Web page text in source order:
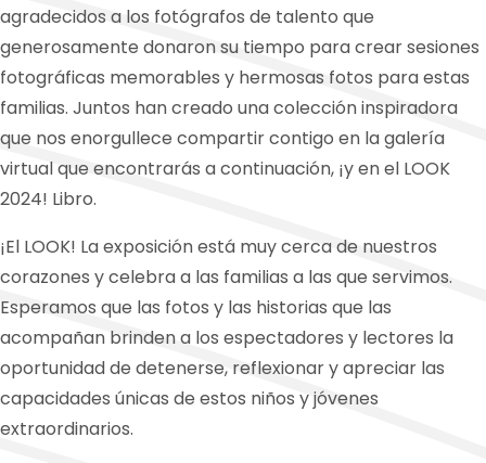
agradecidos a los fotógrafos de talento que
generosamente donaron su tiempo para crear sesiones
fotográficas memorables y hermosas fotos para estas
familias. Juntos han creado una colección inspiradora
que nos enorgullece compartir contigo en la galería
virtual que encontrarás a continuación, ¡y en el LOOK
2024! Libro.
¡El LOOK! La exposición está muy cerca de nuestros
corazones y celebra a las familias a las que servimos.
Esperamos que las fotos y las historias que las
acompañan brinden a los espectadores y lectores la
oportunidad de detenerse, reflexionar y apreciar las
capacidades únicas de estos niños y jóvenes
extraordinarios.